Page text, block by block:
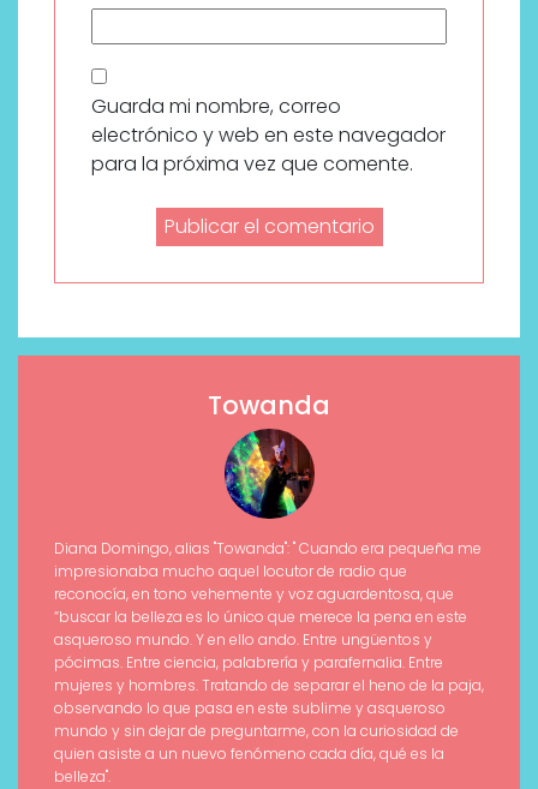
Guarda mi nombre, correo
electrónico y web en este navegador
para la próxima vez que comente.
Towanda
Diana Domingo, alias "Towanda": " Cuando era pequeña me
impresionaba mucho aquel locutor de radio que
reconocía, en tono vehemente y voz aguardentosa, que
“buscar la belleza es lo único que merece la pena en este
asqueroso mundo. Y en ello ando. Entre ungüentos y
pócimas. Entre ciencia, palabrería y parafernalia. Entre
mujeres y hombres. Tratando de separar el heno de la paja,
observando lo que pasa en este sublime y asqueroso
mundo y sin dejar de preguntarme, con la curiosidad de
quien asiste a un nuevo fenómeno cada día, qué es la
belleza".